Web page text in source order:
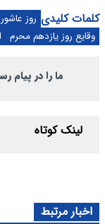
کلمات کلیدی روز
وقایع روز یازدهم محرم
ما را در پیام
لینک کوتاه
اخبار مرتبط